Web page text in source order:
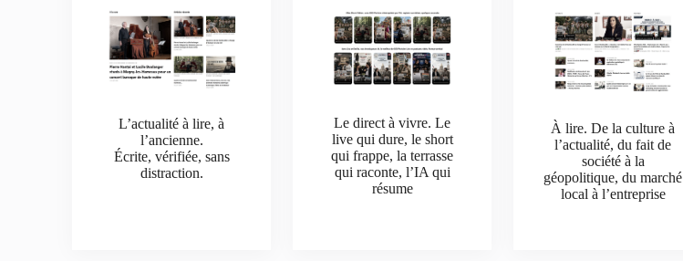
L’actualité à lire, à
l’ancienne.
Écrite, vérifiée, sans
distraction.
Le direct à vivre. Le
live qui dure, le short
qui frappe, la terrasse
qui raconte, l’IA qui
résume
À lire. De la culture à
l’actualité, du fait de
société à la
géopolitique, du marché
local à l’entreprise